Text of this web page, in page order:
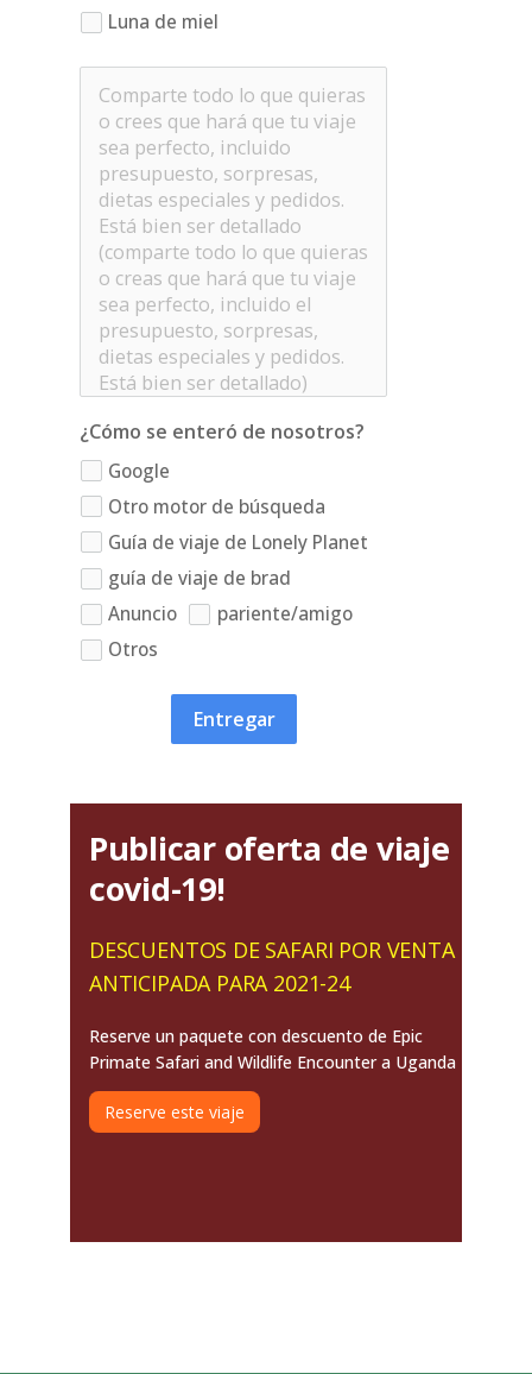
Luna de miel
¿Cómo se enteró de nosotros?
Google
Otro motor de búsqueda
Guía de viaje de Lonely Planet
guía de viaje de brad
Anuncio
pariente/amigo
Otros
Entregar
Publicar oferta de viaje
covid-19!
DESCUENTOS DE SAFARI POR VENTA
ANTICIPADA PARA 2021-24
Reserve un paquete con descuento de Epic
Primate Safari and Wildlife Encounter a Uganda
Reserve este viaje